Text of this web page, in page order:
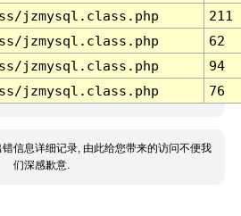
jzmysql.class.php
211
jzmysql.class.php
62
jzmysql.class.php
94
jzmysql.class.php 76
错信息详细记录, 由此给您带来的访问不便我
们深感歉意.